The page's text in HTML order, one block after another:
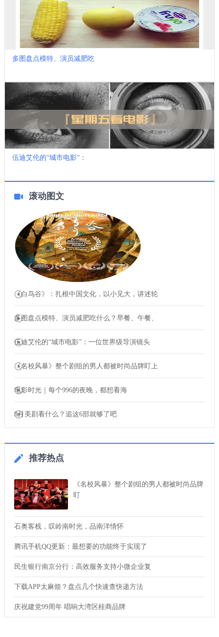
多图盘点模特、演员减肥吃
伍迪艾伦的“城市电影”：
滚动图文
《白鸟谷》：扎根中国文化，以小见大，讲述轮
多图盘点模特、演员减肥吃什么？早餐、午餐、
伍迪艾伦的“城市电影”：一位世界级导演镜头
《名校风暴》整个剧组的男人都被时尚品牌盯上
电影时光｜每个996的夜晚，都想看海
8月美剧看什么？追这6部就够了吧
推荐热点
《名校风暴》整个剧组的男人都被时尚品牌
盯
石奥客栈，叹岭南时光，品南洋情怀
腾讯手机QQ更新：最想要的功能终于实现了
民生银行南京分行：高效服务支持小微企业复
下载APP太麻烦？盘点几个快速查快递方法
庆祝建党99周年 唱响大湾区桂商品牌